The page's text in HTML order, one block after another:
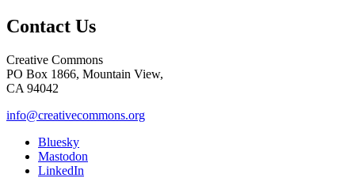
Contact Us
Creative Commons
PO Box 1866, Mountain View,
CA 94042
info@creativecommons.org
Bluesky
Mastodon
LinkedIn